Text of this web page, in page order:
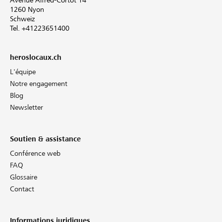
1260 Nyon
Schweiz
Tel. +41223651400
heroslocaux.ch
L'équipe
Notre engagement
Blog
Newsletter
Soutien & assistance
Conférence web
FAQ
Glossaire
Contact
Informations juridiques